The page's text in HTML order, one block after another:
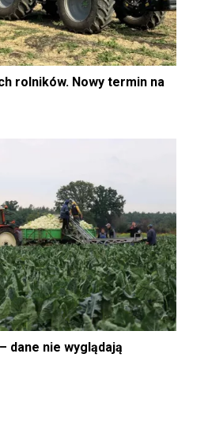
rolników. Nowy termin na
dane nie wyglądają